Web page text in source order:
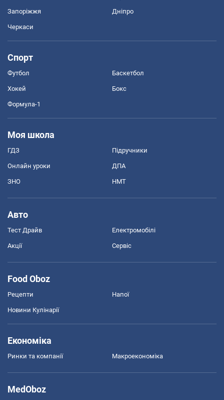
Запоріжжя Дніпро
Черкаси
Спорт
Футбол Баскетбол
Хокей Бокс
Формула-1
Моя школа
ГДЗ Підручники
Онлайн уроки ДПА
ЗНО НМТ
Авто
Тест Драйв Електромобілі
Акції Сервіс
Food Oboz
Рецепти Напої
Новини Кулінарії
Економіка
Ринки та компанії Макроекономіка
MedOboz